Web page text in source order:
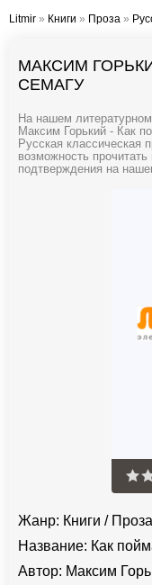
Litmir » Книги » Проза »
МАКСИМ
СЕМАГУ
На нашем
Максим Горький - Как
Русская классическая
возможность
подтверждения на
Жанр: Книги / Проза
Название: Как
Автор: Максим